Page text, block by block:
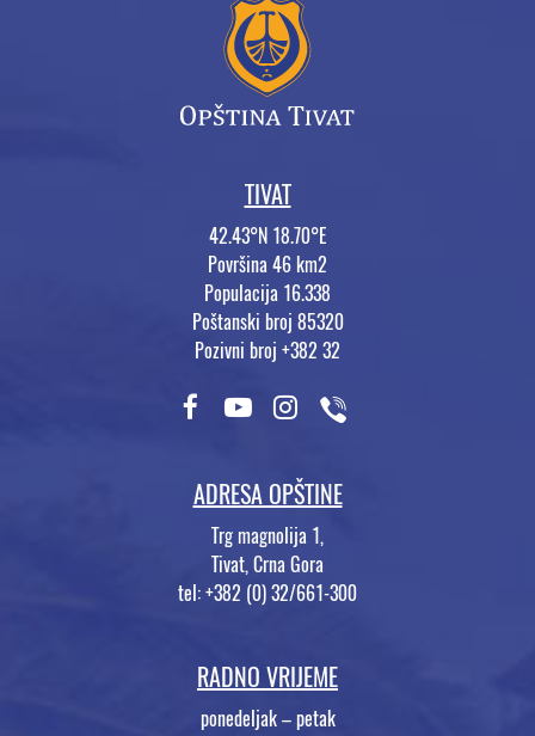
TIVAT
42.43°N 18.70°E
Površina 46 km2
Populacija 16.338
Poštanski broj 85320
Pozivni broj +382 32
ADRESA OPŠTINE
Trg magnolija 1,
Tivat, Crna Gora
tel: +382 (0) 32/661-300
RADNO VRIJEME
ponedeljak – petak